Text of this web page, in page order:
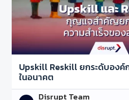
Upskill Reskill ยกระดับองค์
ในอนาคต
Disrupt Team